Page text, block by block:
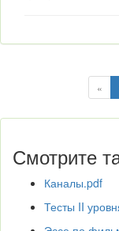
«
Смотрите
Каналы.pdf
Тесты II